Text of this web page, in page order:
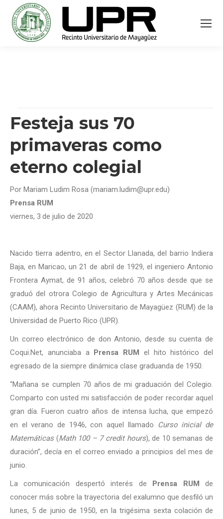
Festeja sus 70
primaveras como
eterno colegial
Por Mariam Ludim Rosa (mariam.ludim@upr.edu)
Prensa RUM
viernes, 3 de julio de 2020
Nacido tierra adentro, en el Sector Llanada, del barrio Indiera
Baja, en Maricao, un 21 de abril de 1929, el ingeniero Antonio
Frontera Aymat, de 91 años, celebró 70 años desde que se
graduó del otrora Colegio de Agricultura y Artes Mecánicas
(CAAM), ahora Recinto Universitario de Mayagüez (RUM) de la
Universidad de Puerto Rico (UPR).
Un correo electrónico de don Antonio, desde su cuenta de
Coqui.Net, anunciaba a Prensa RUM el hito histórico del
egresado de la siempre dinámica clase graduanda de 1950.
“Mañana se cumplen 70 años de mi graduación del Colegio.
Comparto con usted mi satisfacción de poder recordar aquel
gran día. Fueron cuatro años de intensa lucha, que empezó
en el verano de 1946, con aquel llamado
Curso inicial de
Matemáticas(Math 100 – 7 credit hours), de 10 semanas de
duración”, decía en el correo enviado a principios del mes de
junio.
La comunicación despertó interés de Prensa RUM de
conocer más sobre la trayectoria del exalumno que desfiló un
lunes, 5 de junio de 1950, en la trigésima sexta colación de